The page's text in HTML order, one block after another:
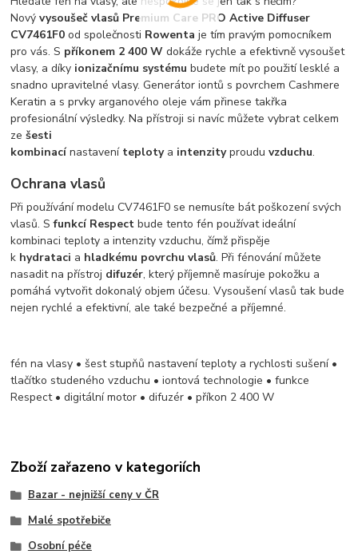
Novývysoušeč vlasů Premium Care PRO Active Diffuser
CV7461F0 od společnosti Rowenta je tím pravým pomocníkem
pro vás. S příkonem 2 400 W dokáže rychle a efektivně vysoušet
vlasy, a díky ionizačnímu systému budete mít po použití lesklé a
snadno upravitelné vlasy. Generátor iontů s povrchem Cashmere
Keratin a s prvky arganového oleje vám přinese takřka
profesionální výsledky. Na přístroji si navíc můžete vybrat celkem
zešesti
kombinacínastavení teplotya intenzityprouduvzduchu.
Ochrana vlasů
Při používání modelu CV7461F0 se nemusíte bát poškození svých
vlasů. Sfunkcí Respect bude tento fén používat ideální
kombinaci teploty a intenzity vzduchu, čímž přispěje
k hydrataci a hladkému povrchu vlasů. Při fénování můžete
nasadit na přístroj difuzér, který příjemně masíruje pokožku a
pomáhá vytvořit dokonalý objem účesu. Vysoušení vlasů tak bude
nejen rychlé a efektivní, ale také bezpečné a příjemné.
fén na vlasy • šest stupňů nastavení teploty a rychlosti sušení •
tlačítko studeného vzduchu • iontová technologie • funkce
Respect • digitální motor • difuzér • příkon 2 400 W
Zboží zařazeno v kategoriích
Bazar - nejnižší ceny v ČR
Malé spotřebiče
Osobní péče